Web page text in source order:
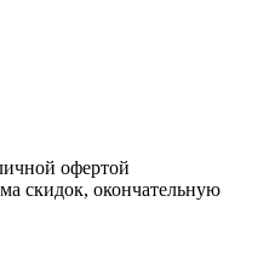
офертой
скидок, окончательную